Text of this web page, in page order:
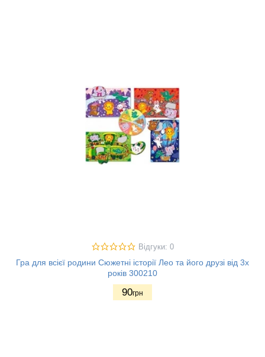
Відгуки: 0
Гра для всієї родини Сюжетні історії Лео та його друзі від 3х
років 300210
90грн